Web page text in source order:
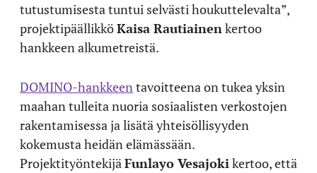
tutustumisesta tuntui selvästi houkuttelevalta”,
projektipäällikköKaisa Rautiainenkertoo
hankkeen alkumetreistä.
DOMINO-hankkeentavoitteena on tukea yksin
maahan tulleita nuoria sosiaalisten verkostojen
rakentamisessa ja lisätä yhteisöllisyyden
kokemusta heidän elämässään.
ProjektityöntekijäFunlayo Vesajokikertoo, että